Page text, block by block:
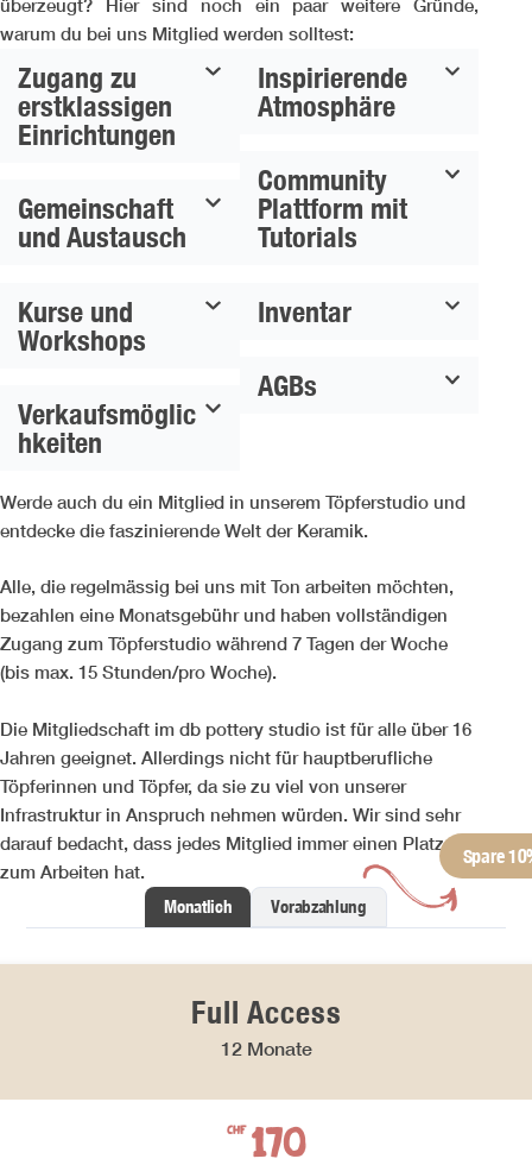
überzeugt? Hier sind noch ein paar weitere Gründe,
warum du bei uns Mitglied werden solltest:
Zugang zu
erstklassigen
Einrichtungen
Gemeinschaft
und Austausch
Kurse und
Workshops
Verkaufsmöglic
hkeiten
Inspirierende
Atmosphäre
Community
Plattform mit
Tutorials
Inventar
AGBs
Werde auch du ein Mitglied in unserem Töpferstudio und
entdecke die faszinierende Welt der Keramik.
Alle, die regelmässig bei uns mit Ton arbeiten möchten,
bezahlen eine Monatsgebühr und haben vollständigen
Zugang zum Töpferstudio während 7 Tagen der Woche
(bis max. 15 Stunden/pro Woche).
Die Mitgliedschaft im db pottery studio ist für alle über 16
Jahren geeignet. Allerdings nicht für hauptberufliche
Töpferinnen und Töpfer, da sie zu viel von unserer
Infrastruktur in Anspruch nehmen würden. Wir sind sehr
darauf bedacht, dass jedes Mitglied immer einen Platz
zum Arbeiten hat.
Monatlich Vorabzahlung
Full Access
12 Monate
CHF 170